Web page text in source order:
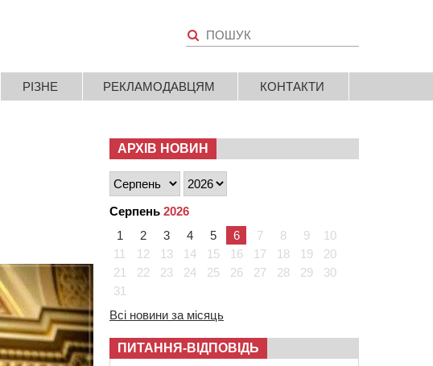
РІЗНЕ РЕКЛАМОДАВЦЯМ КОНТАКТИ
АРХІВ НОВИН
Серпень 2026
1
2 3 4 5 6 7 8 9
10
11
12 13 14 15 16 17 18 19
20
21
22 23 24 25 26 27 28 29
30
31
Всі новини за місяць
ПИТАННЯ-ВІДПОВІДЬ